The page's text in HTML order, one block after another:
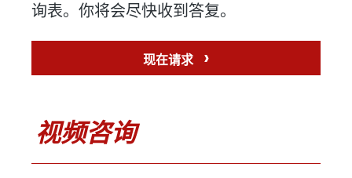
询表。你将会尽快收到答复。
现在请求 ›
视频咨询